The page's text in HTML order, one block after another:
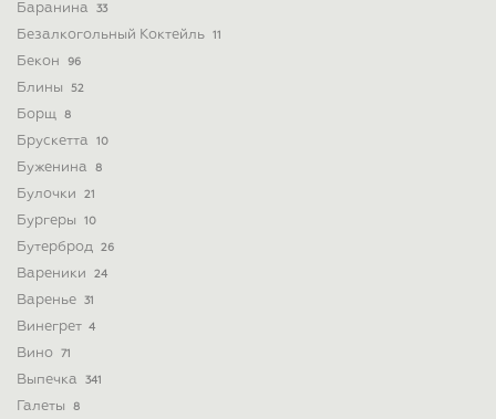
Баранина 33
Безалкогольный Коктейль 11
Бекон 96
Блины 52
Борщ 8
Брускетта 10
Буженина 8
Булочки 21
Бургеры 10
Бутерброд 26
Вареники 24
Варенье 31
Винегрет 4
Вино 71
Выпечка 341
Галеты 8